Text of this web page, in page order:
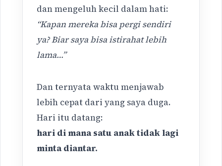
dan mengeluh kecil dalam hati:
“Kapan mereka bisa pergi sendiri
ya? Biar saya bisa istirahat lebih
lama…”
Dan ternyata waktu menjawab
lebih cepat dari yang saya duga.
Hari itu datang:
hari di mana satu anak tidak lagi
minta diantar.